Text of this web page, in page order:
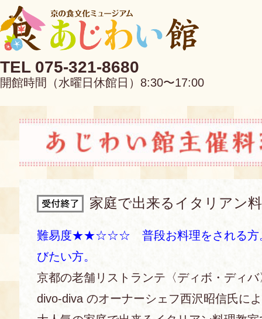
TEL 075-321-8680
開館時間（水曜日休館日）8:30〜17:00
EN 中文
当館について
あじわい館とは
料理教室
家庭で出来るイタリアン
難易度★★☆☆☆ 普段お料理をされる方
びたい方。
京都の老舗リストランテ〈ディボ・ディバ
divo-diva のオーナーシェフ西沢昭信氏に